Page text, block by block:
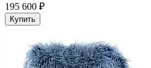
195 600 ₽
Купить